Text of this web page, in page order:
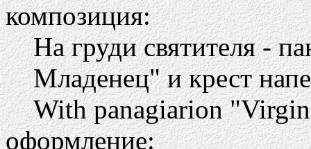
композиция:
На груди святителя -
Младенец" и крест
With panagiarion
оформление: